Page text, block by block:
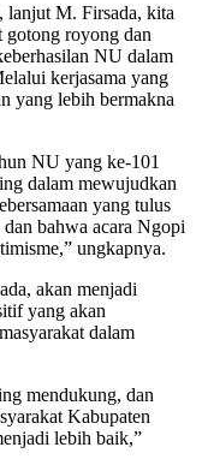
lanjut M. Firsada, kita
gotong royong dan
NU dalam
kerjasama yang
yang lebih bermakna
NU yang ke-101
dalam mewujudkan
yang tulus
bahwa acara Ngopi
ungkapnya.
akan menjadi
yang akan
dalam
mendukung, dan
Kabupaten
lebih baik,”